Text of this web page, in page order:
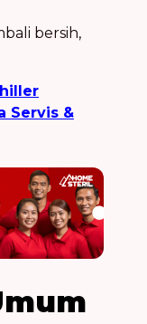
bersih,
Servis &